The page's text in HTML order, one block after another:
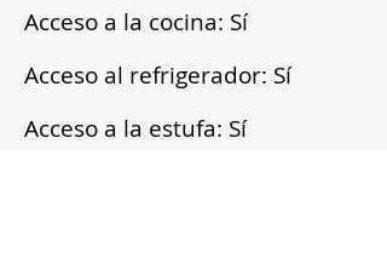
Acceso a la cocina: Sí
Acceso al refrigerador: Sí
Acceso a la estufa: Sí